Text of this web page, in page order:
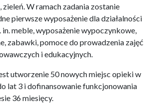
W ramach zadania zostanie
pierwsze wyposażenie dla działalności
meble, wyposażenie wypoczynkowe,
zabawki, pomoce do prowadzenia zajęć
i edukacyjnych.
utworzenie 50 nowych miejsc opieki w
lat 3 i dofinansowanie funkcjonowania
36 miesięcy.